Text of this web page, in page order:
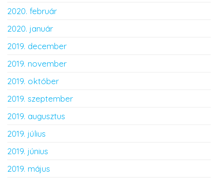
2020. február
2020. január
2019. december
2019. november
2019. október
2019. szeptember
2019. augusztus
2019. július
2019. június
2019. május